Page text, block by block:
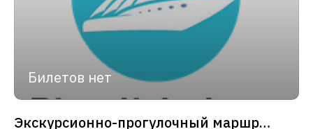
Билетов нет
Экскурсионно-прогулочный маршрут "Северная Венеция"